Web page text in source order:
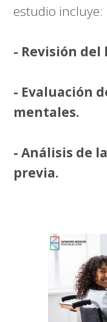
estudio incluye:
- Revisión
- Evaluación
mentales.
- Análisis de
previa.